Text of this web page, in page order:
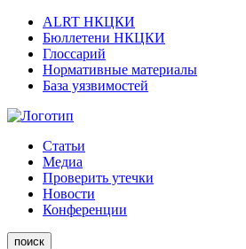
ALRT НКЦКИ
Бюллетени НКЦКИ
Глоссарий
Нормативные материалы
База уязвимостей
Статьи
Медиа
Проверить утечки
Новости
Конференции
поиск